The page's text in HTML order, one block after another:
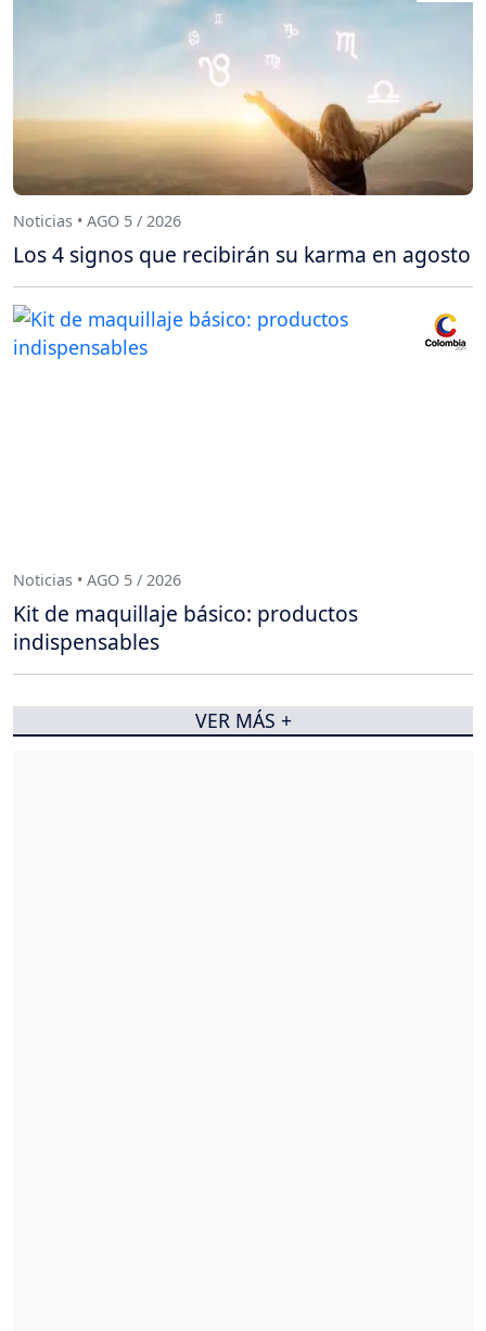
Noticias • AGO 5 / 2026
Los 4 signos que recibirán su karma en agosto
Noticias • AGO 5 / 2026
Kit de maquillaje básico: productos
indispensables
VER MÁS +